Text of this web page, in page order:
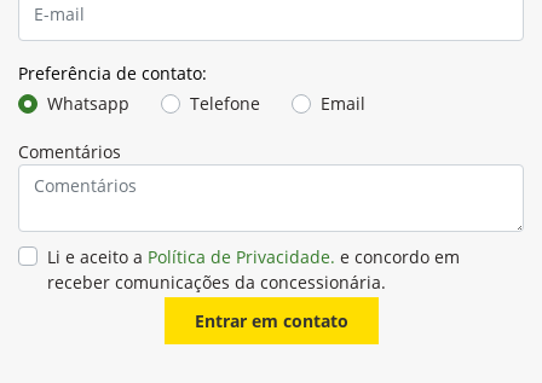
Preferência de contato:
Whatsapp
Telefone Email
Comentários
Li e aceito a Política de Privacidade. e concordo em
receber comunicações da concessionária.
Entrar em contato